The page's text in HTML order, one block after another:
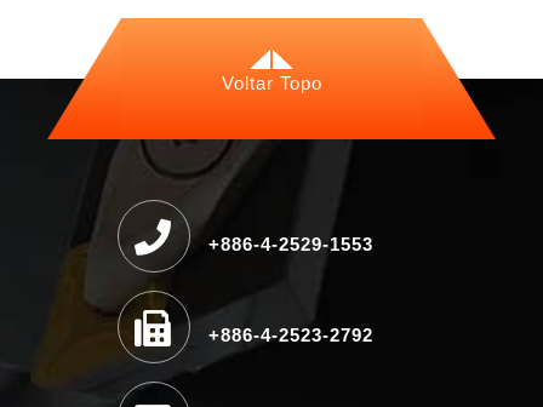
Voltar Topo
+886-4-2529-1553
+886-4-2523-2792